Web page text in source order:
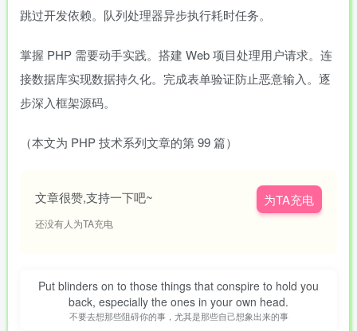
跳过开发依赖。队列处理器异步执行耗时任务。
掌握 PHP 需要动手实践。搭建 Web 项目处理用户请求。连
接数据库实现数据持久化。完成表单验证防止恶意输入。逐
步深入框架源码。
（本文为 PHP 技术系列文章的第 99 篇）
文章很赞,支持一下吧~
还没有人为TA充电
为TA充电
Put blinders on to those things that conspire to hold you
back, especially the ones in your own head.
不要去想那些阻碍你的事，尤其是那些自己想象出来的事